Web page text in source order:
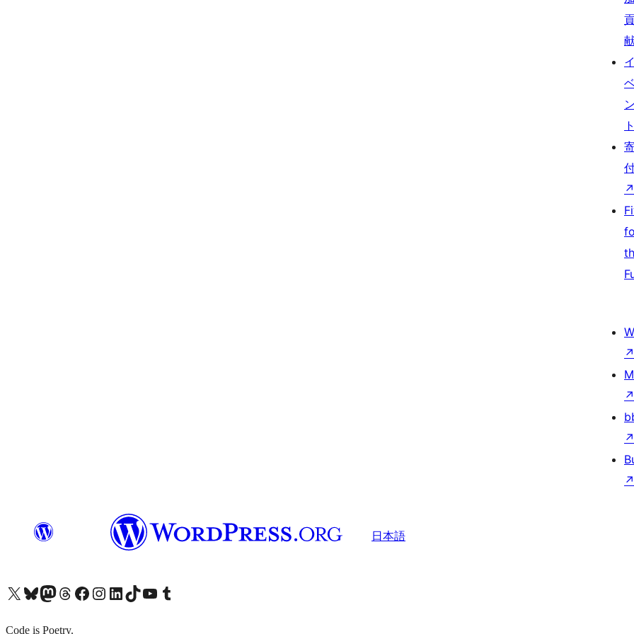
イ
ン
ト
↗
↗
↗
↗
↗
日本語
X (旧 Twitter) アカウントへBluesky アカウントへMastodon アカウントへThreads アカウントへ Facebook ページへInstagram アカウントへ LinkedIn アカウントへTikTok アカウントへYouTube チャンネルへ Tumblr アカウントへ
Code is Poetry.